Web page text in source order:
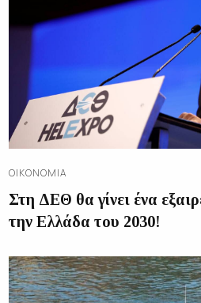
ΟΙΚΟΝΟΜΊΑ
Στη ΔΕΘ θα γίνει ένα
την Ελλάδα του 2030!